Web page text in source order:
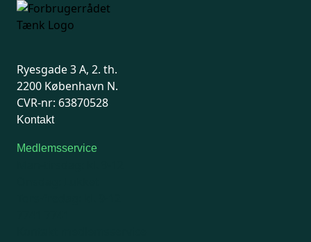
Ryesgade 3 A, 2. th.
2200 København N.
CVR-nr: 63870528
Kontakt
Medlemsservice